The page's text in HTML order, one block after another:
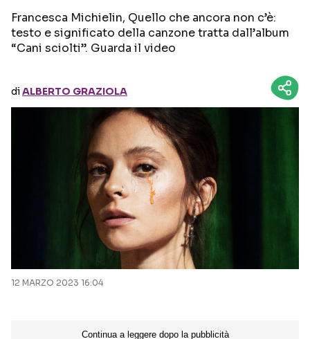
Francesca Michielin, Quello che ancora non c’è:
testo e significato della canzone tratta dall’album
“Cani sciolti”. Guarda il video
diALBERTO GRAZIOLA
12 MARZO 2023 16:04